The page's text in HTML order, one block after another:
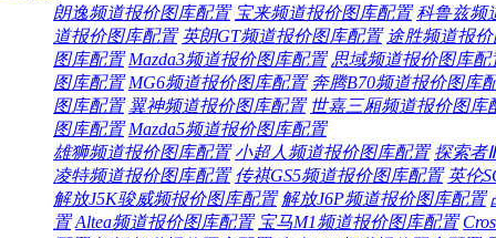
朗逸频道报价图库配置 宝来频道报价图库配置 科鲁兹频
道报价图库配置 英朗GT频道报价图库配置 途胜频道报价
图库配置 Mazda3频道报价图库配置 思域频道报价图库配
图库配置 MG6频道报价图库配置 奔腾B70频道报价图库
图库配置 翼神频道报价图库配置 世嘉三厢频道报价图库
图库配置 Mazda5频道报价图库配置
雄狮频道报价图库配置 小超人频道报价图库配置 探索者
凌特频道报价图库配置 传祺GS5频道报价图库配置 英伦
解放J5K骏威频报价图库配置 解放J6P频道报价图库配置
置 Altea频道报价图库配置 宝马M1频道报价图库配置